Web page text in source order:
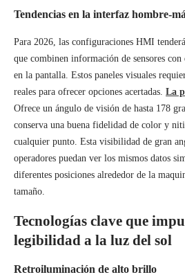
Tendencias en la interfaz hombre-
Para 2026, las configuraciones HMI
que combinen información de sensores
en la pantalla. Estos paneles visuales
reales para ofrecer opciones acertadas. La
Ofrece un ángulo de visión de hasta 178
conserva una buena fidelidad de color y
cualquier punto. Esta visibilidad de gran
operadores puedan ver los mismos datos
diferentes posiciones alrededor de la
tamaño.
Tecnologías clave que
legibilidad a la luz del sol
Retroiluminación de alto brillo